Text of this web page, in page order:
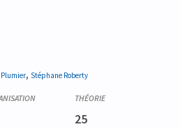
Plumier, Stéphane Roberty
25